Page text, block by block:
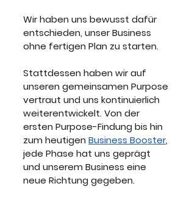
Wir haben uns bewusst dafür
entschieden, unser Business
ohne fertigen Plan zu starten.
Stattdessen haben wir auf
unseren gemeinsamen Purpose
vertraut und uns kontinuierlich
weiterentwickelt. Von der
ersten Purpose-Findung bis hin
zum heutigen Business Booster,
jede Phase hat uns geprägt
und unserem Business eine
neue Richtung gegeben.